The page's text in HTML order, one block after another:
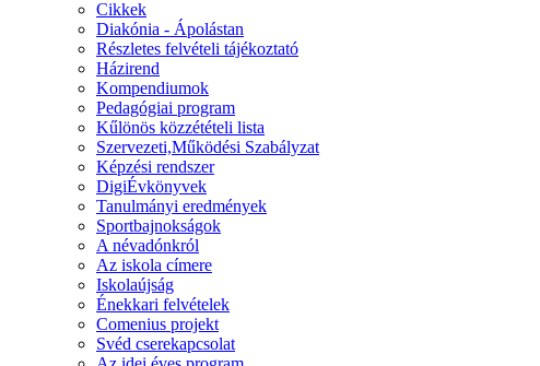
Cikkek
Diakónia - Ápolástan
Részletes felvételi tájékoztató
Házirend
Kompendiumok
Pedagógiai program
Kűlönös közzétételi lista
Szervezeti,Működési Szabályzat
Képzési rendszer
DigiÉvkönyvek
Tanulmányi eredmények
Sportbajnokságok
A névadónkról
Az iskola címere
Iskolaújság
Énekkari felvételek
Comenius projekt
Svéd cserekapcsolat